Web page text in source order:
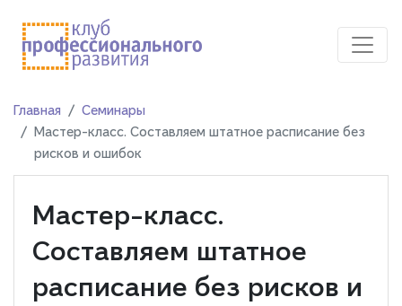
Главная
Семинары
Мастер-класс. Составляем штатное расписание без
рисков и ошибок
Мастер-класс.
Составляем штатное
расписание без рисков и